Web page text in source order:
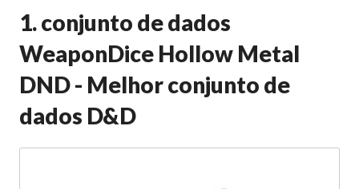
1. conjunto de dados
WeaponDice Hollow Metal
DND - Melhor conjunto de
dados D&D